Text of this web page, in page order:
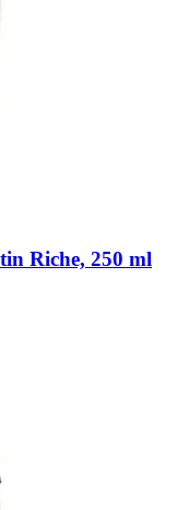
Riche, 250 ml